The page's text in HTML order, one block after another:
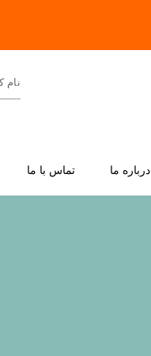
درباره ما تماس با ما